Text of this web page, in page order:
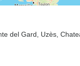
del Gard , Uzès ,